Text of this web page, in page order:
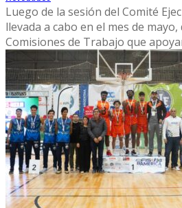
Luego de la sesión del Comité
llevada a cabo en el mes de
Comisiones de Trabajo que